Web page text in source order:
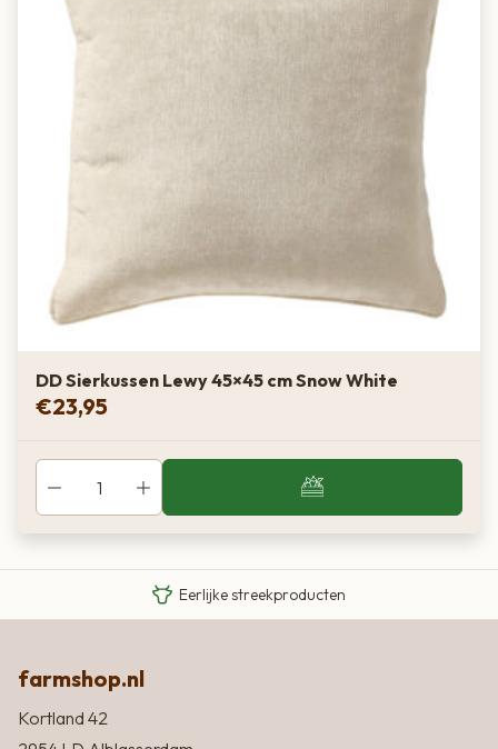
DD Sierkussen Lewy 45×45 cm Snow White
€23,95
Eigen Limousin runderen
Eerlijke streekproducten
farmshop.nl
Kortland 42